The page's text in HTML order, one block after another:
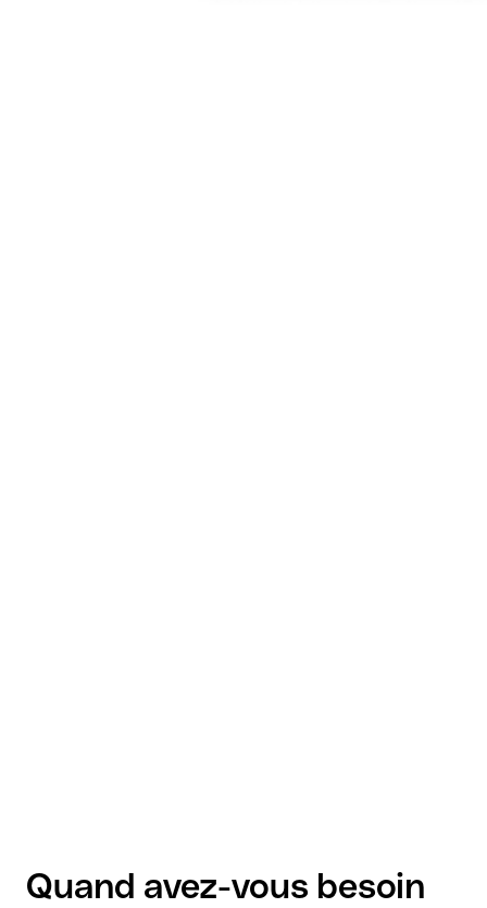
Quand avez-vous besoin